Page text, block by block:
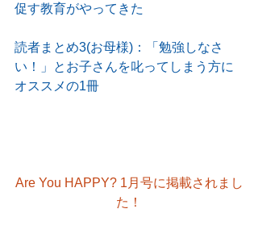
促す教育がやってきた
読者まとめ3(お母様)：「勉強しなさ
い！」とお子さんを叱ってしまう方に
オススメの1冊
Are You HAPPY? 1月号に掲載されまし
た！